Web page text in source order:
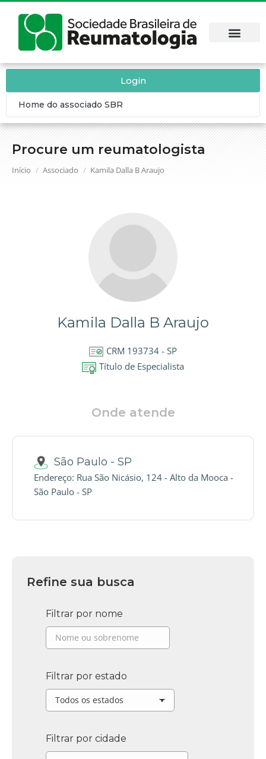
Procure um reumatologista
Você está aqui:
Início Associado Kamila Dalla B Araujo
Login
Home do associado SBR
Kamila Dalla B Araujo
CRM 193734 - SP
Título de Especialista
Onde atende
São Paulo - SP
Endereço: Rua São Nicásio, 124 - Alto da Mooca -
São Paulo - SP
Refine sua busca
Filtrar por nome
Filtrar por estado
Filtrar por cidade